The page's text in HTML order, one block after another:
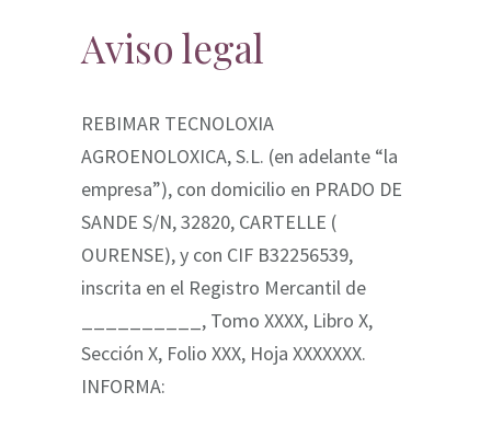
Aviso legal
REBIMAR TECNOLOXIA
AGROENOLOXICA, S.L. (en adelante “la
empresa”), con domicilio en PRADO DE
SANDE S/N, 32820, CARTELLE (
OURENSE), y con CIF B32256539,
inscrita en el Registro Mercantil de
__________, Tomo XXXX, Libro X,
Sección X, Folio XXX, Hoja XXXXXXX.
INFORMA: